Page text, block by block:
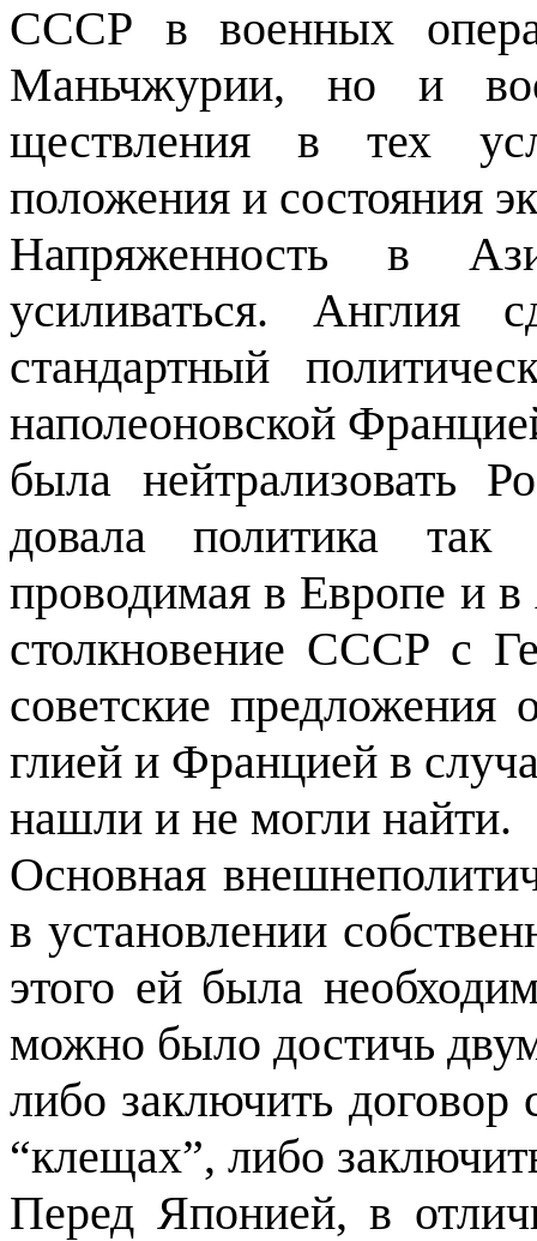
СССР в воен­ных
Мань­чжурии, но и
ществления в тех
положения и состояния
Напряженность в
усиливаться. Англия
стандартный
наполеоновской
была ней­трализовать
довала политика так
проводимая в Европе и
столкновение СССР с
советские
глией и Францией в
нашли и не могли найти.
Основная
в установлении
этого ей была
можно было достичь
либо заключить
“клещах”, либо
Перед Японией, в